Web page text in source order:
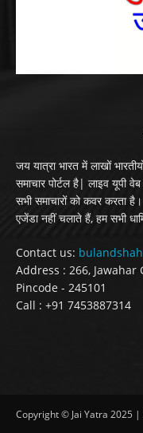
जय यात्रा भारत में लाखों
समाचार पोर्टल है| लाइव यूपी
सभी समाचारों को कवर करता
एजेंडा नहीं चलाते हैं, हम सभी
Contact us:
Address : 266,
Pincode - 245101
Call : +91 7453887314
Copyright © Jai Yatra 2025